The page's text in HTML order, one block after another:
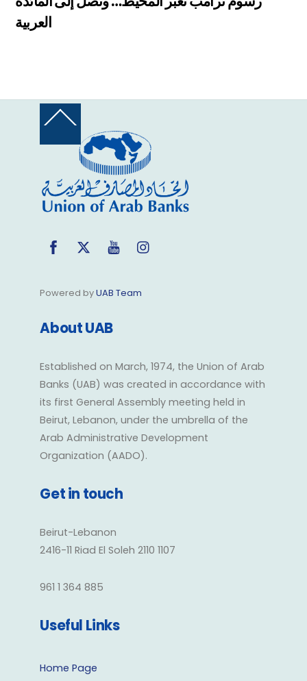
العربية
Back
Top
FacebookTwitter YouTube
Powered byUAB Team
About UAB
Established on March, 1974, the Union of Arab
Banks (UAB) was created in accordance with
its first General Assembly meeting held in
Beirut, Lebanon, under the umbrella of the
Arab Administrative Development
Organization (AADO).
Get in touch
Beirut-Lebanon
2416-11 Riad El Soleh 2110 1107
961 1 364 885
Useful Links
Home Page